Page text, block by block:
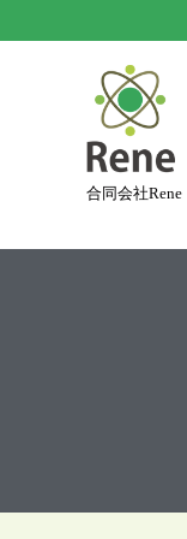
合同会社Rene